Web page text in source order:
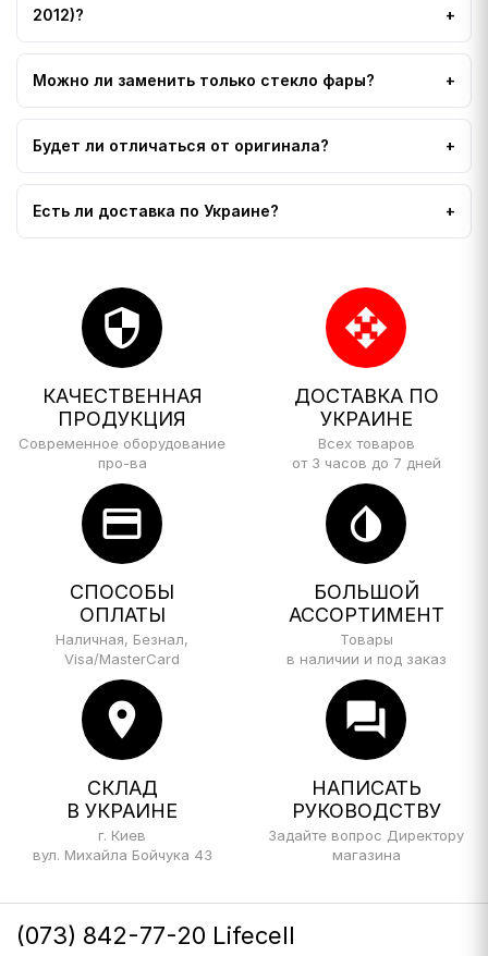
2012)?
Можно ли заменить только стекло фары?
Будет ли отличаться от оригинала?
Есть ли доставка по Украине?
security
КАЧЕСТВЕННАЯ
ПРОДУКЦИЯ
Современное оборудование
про-ва
open_with
ДОСТАВКА ПО
УКРАИНЕ
Всех товаров
от 3 часов до 7 дней
credit_card
СПОСОБЫ
ОПЛАТЫ
Наличная, Безнал,
Visa/MasterCard
invert_colors
БОЛЬШОЙ
АССОРТИМЕНТ
Товары
в наличии и под заказ
location_on
СКЛАД
В УКРАИНЕ
г. Киев
вул. Михайла Бойчука 43
forum
НАПИСАТЬ
РУКОВОДСТВУ
Задайте вопрос Директору
магазина
(073) 842-77-20 Lifecell